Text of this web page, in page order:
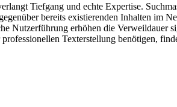
Tiefgang und echte Expertise.
bereits existierenden Inhalten im
Nutzerführung erhöhen die Verweildauer
Texterstellung benötigen,